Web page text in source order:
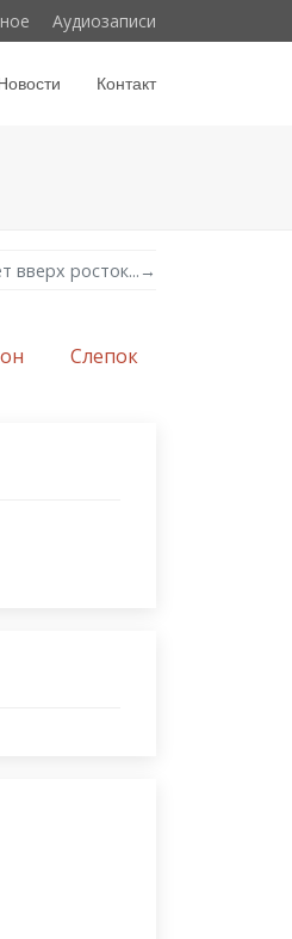
Аудиозаписи
Контакт
вверх росток... →
Слепок